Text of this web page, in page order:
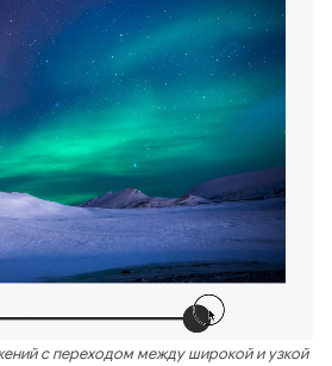
с переходом между широкой и узкой